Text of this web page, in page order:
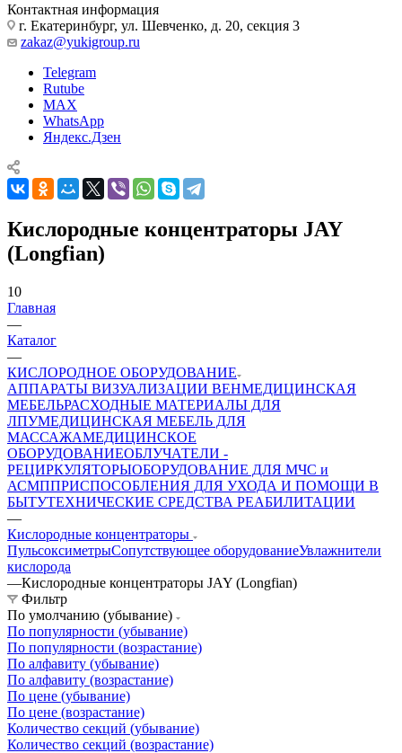
Контактная информация
г. Екатеринбург, ул. Шевченко, д. 20, секция 3
zakaz@yukigroup.ru
Telegram
Rutube
MAX
WhatsApp
Яндекс.Дзен
Кислородные концентраторы JAY
(Longfian)
10
Главная
—
Каталог
—
КИСЛОРОДНОЕ ОБОРУДОВАНИЕ
АППАРАТЫ ВИЗУАЛИЗАЦИИ ВЕНМЕДИЦИНСКАЯ
МЕБЕЛЬРАСХОДНЫЕ МАТЕРИАЛЫ ДЛЯ
ЛПУМЕДИЦИНСКАЯ МЕБЕЛЬ ДЛЯ
МАССАЖАМЕДИЦИНСКОЕ
ОБОРУДОВАНИЕОБЛУЧАТЕЛИ -
РЕЦИРКУЛЯТОРЫОБОРУДОВАНИЕ ДЛЯ МЧС и
АСМППРИСПОСОБЛЕНИЯ ДЛЯ УХОДА И ПОМОЩИ В
БЫТУТЕХНИЧЕСКИЕ СРЕДСТВА РЕАБИЛИТАЦИИ
—
Кислородные концентраторы
ПульсоксиметрыСопутствующее оборудованиеУвлажнители
кислорода
—Кислородные концентраторы JAY (Longfian)
Фильтр
По умолчанию (убывание)
По популярности (убывание)
По популярности (возрастание)
По алфавиту (убывание)
По алфавиту (возрастание)
По цене (убывание)
По цене (возрастание)
Количество секций (убывание)
Количество секций (возрастание)